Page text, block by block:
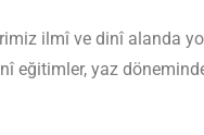
ilmî ve dinî alanda
eğitimler, yaz